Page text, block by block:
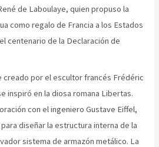
de Laboulaye, quien propuso la
como regalo de Francia a los Estados
centenario de la Declaración de
creado por el escultor francés Frédéric
inspiró en la diosa romana Libertas.
con el ingeniero Gustave Eiffel,
diseñar la estructura interna de la
sistema de armazón metálico. La